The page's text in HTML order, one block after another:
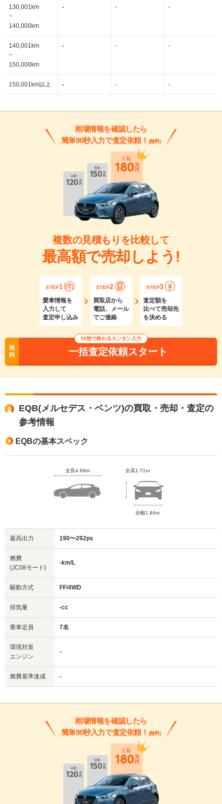
130,001km
~
140,000km
- - -
140,001km
~
150,000km
- - -
150,001km以上 - - -
相場情報を確認したら
簡単90秒入力で査定依頼！ (無料)
複数の見積もりを比較して
最高額で売却しよう!
STEP1
愛車情報を
入力して
査定申し込み
STEP2
買取店から
電話、メール
でご連絡
STEP3
査定額を
比べて売却先
を決める
無
料
90秒で終わるカンタン入力
一括査定依頼スタート
EQB(メルセデス・ベンツ)の買取・売却・査定の
参考情報
EQBの基本スペック
全長4.69m 全高1.71m
全幅1.84m
最高出力 190〜292ps
燃費
(JC08モード)
-km/L
駆動方式 FF/4WD
排気量 -cc
乗車定員 7名
環境対策
エンジン
-
燃費基準達成 -
相場情報を確認したら
簡単90秒入力で査定依頼！ (無料)